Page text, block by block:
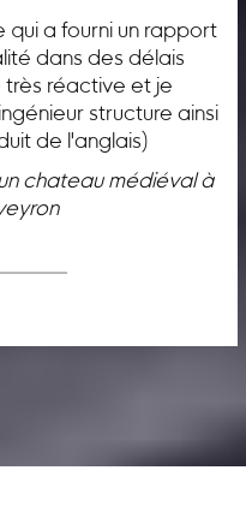
qui a fourni un rapport
dans des délais
très réactive et je
structure ainsi
de l'anglais)
chateau médiéval à